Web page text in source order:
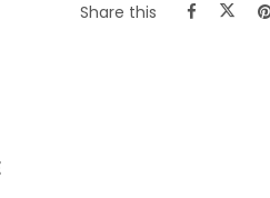
Share this